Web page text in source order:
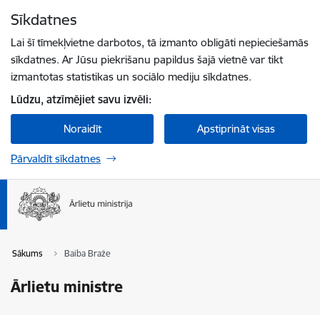
Sīkdatnes
Lai šī tīmekļvietne darbotos, tā izmanto obligāti nepieciešamās
sīkdatnes. Ar Jūsu piekrišanu papildus šajā vietnē var tikt
izmantotas statistikas un sociālo mediju sīkdatnes.
Lūdzu, atzīmējiet savu izvēli:
Noraidīt Apstiprināt visas
Pārvaldīt sīkdatnes
Sākums Baiba Braže
Ārlietu ministre